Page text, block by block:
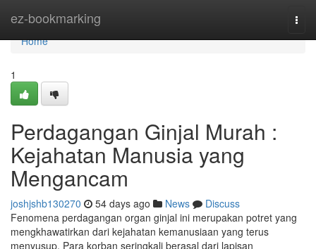
ez-bookmarking
Home
Home
1
Perdagangan Ginjal Murah :
Kejahatan Manusia yang
Mengancam
joshjshb130270 54 days ago News
Discuss
Fenomena perdagangan organ ginjal ini merupakan potret yang
mengkhawatirkan dari kejahatan kemanusiaan yang terus
menyusup. Para korban seringkali berasal dari lapisan